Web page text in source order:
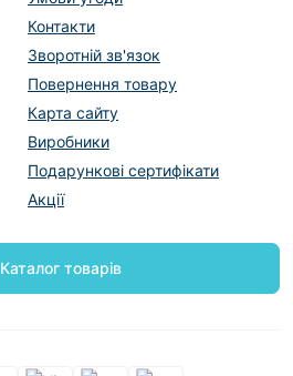
Контакти
Зворотній зв'язок
Повернення товару
Карта сайту
Виробники
Подарункові сертифікати
Акції
Каталог товарів